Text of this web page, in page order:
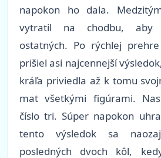
napokon ho dala.
vytratil na chodbu, aby
ostatných. Po rýchlej
prišiel asi najcennejší
kráľa priviedla až k tomu
mat všetkými figúrami.
číslo tri. Súper napokon
tento výsledok sa
posledných dvoch kôl,